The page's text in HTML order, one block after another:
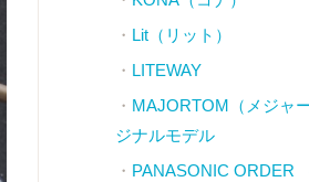
Lit（リット）
LITEWAY
MAJORTOM（メジャ
ジナルモデル
PANASONIC ORDER